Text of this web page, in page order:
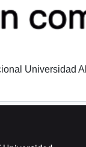
Universidad